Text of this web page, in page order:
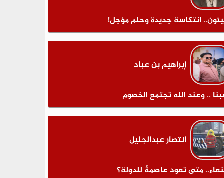
انتكاسة جديدة وحلم مؤجل!
إبراهيم بن عباد
.. وعند الله تجتمع الخصوم
انتصار عبدالجليل
متى تعود عاصمةً للدولة؟